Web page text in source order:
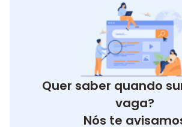
Quer saber quando
vaga?
Nós te